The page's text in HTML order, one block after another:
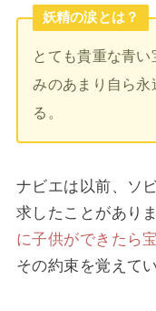
妖精の涙とは？
とても貴重な青い
みのあまり自ら
る。
ナビエは以前、ソ
求したことがあり
に子供ができたら
その約束を覚えて